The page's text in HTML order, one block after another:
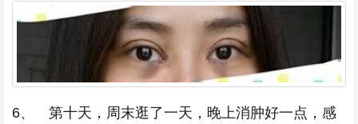
6、 第十天，周末逛了一天，晚上消肿好一点，感